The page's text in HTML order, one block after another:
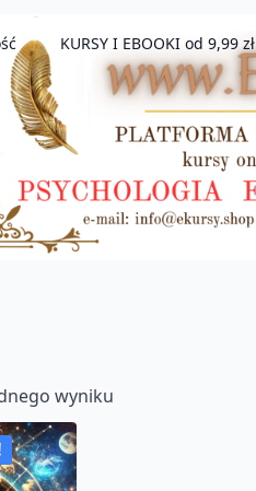
KURSY I EBOOKI od 9,99 zł
wyniku